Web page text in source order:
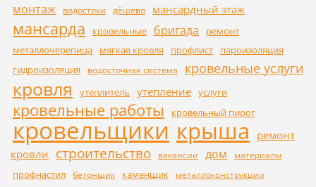
монтаж водостоки дёшево мансардный этаж
мансарда кровельные бригада
ремонт
металлочерепица
мягкая кровля профлист
пароизоляция
гидроизоляция
водосточная система кровельные услуги
кровля утеплитель утепление услуги
кровельные работы кровельный пирог
кровельщики крыша
ремонт
кровли строительство вакансии дом материалы
профнастил бетонщик каменщик металлоконструкции